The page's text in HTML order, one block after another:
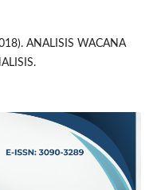
ANALISIS WACANA